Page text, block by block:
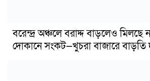
বরেন্দ্র অঞ্চলে বরাদ্দ বাড়লেও মিলছে
দোকানে সংকট—খুচরা বাজারে বাড়তি